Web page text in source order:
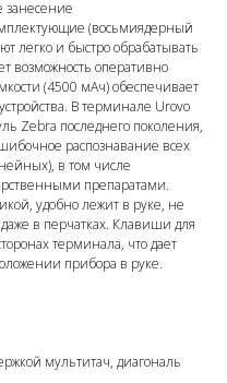
занесение
(восьмиядерный
легко и быстро обрабатывать
возможность оперативно
(4500 мАч) обеспечивает
В терминале Urovo
Zebra последнего поколения,
распознавание всех
в том числе
препаратами.
удобно лежит в руке, не
даже в перчатках. Клавиши для
терминала, что дает
прибора в руке.
мультитач, диагональ